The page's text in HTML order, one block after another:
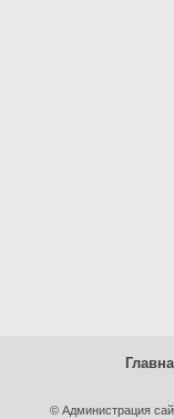
© Администрация